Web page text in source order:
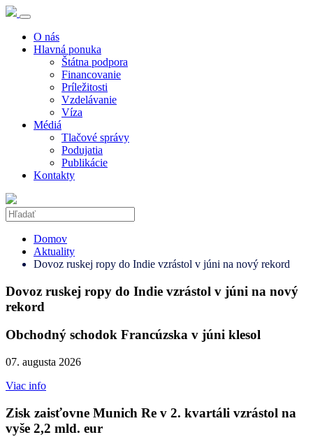
O nás
Hlavná ponuka
Štátna podpora
Financovanie
Príležitosti
Vzdelávanie
Víza
Médiá
Tlačové správy
Podujatia
Publikácie
Kontakty
Domov
Aktuality
Dovoz ruskej ropy do Indie vzrástol v júni na nový rekord
Dovoz ruskej ropy do Indie vzrástol v júni na nový
rekord
Obchodný schodok Francúzska v júni klesol
07. augusta 2026
Viac info
Zisk zaisťovne Munich Re v 2. kvartáli vzrástol na
vyše 2,2 mld. eur